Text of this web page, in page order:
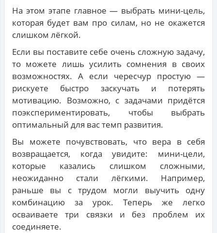
На этом этапе главное — выбрать мини-цель,
которая будет вам про силам, но не окажется
слишком лёгкой.
Если вы поставите себе очень сложную задачу,
то можете лишь усилить сомнения в своих
возможностях. А если чересчур простую —
рискуете быстро заскучать и потерять
мотивацию. Возможно, с задачами придётся
поэкспериментировать, чтобы выбрать
оптимальный для вас темп развития.
Вы можете почувствовать, что вера в себя
возвращается, когда увидите: мини-цели,
которые казались слишком сложными,
неожиданно стали лёгкими. Например,
раньше вы с трудом могли выучить одну
комбинацию за урок. Теперь же легко
осваиваете три связки и без проблем их
соединяете.